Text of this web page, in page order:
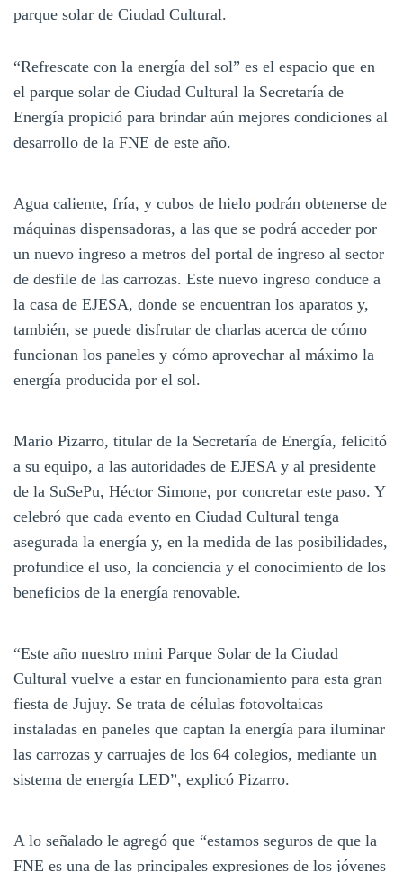
parque solar de Ciudad Cultural.
“Refrescate con la energía del sol” es el espacio que en
el parque solar de Ciudad Cultural la Secretaría de
Energía propició para brindar aún mejores condiciones al
desarrollo de la FNE de este año.
Agua caliente, fría, y cubos de hielo podrán obtenerse de
máquinas dispensadoras, a las que se podrá acceder por
un nuevo ingreso a metros del portal de ingreso al sector
de desfile de las carrozas. Este nuevo ingreso conduce a
la casa de EJESA, donde se encuentran los aparatos y,
también, se puede disfrutar de charlas acerca de cómo
funcionan los paneles y cómo aprovechar al máximo la
energía producida por el sol.
Mario Pizarro, titular de la Secretaría de Energía, felicitó
a su equipo, a las autoridades de EJESA y al presidente
de la SuSePu, Héctor Simone, por concretar este paso. Y
celebró que cada evento en Ciudad Cultural tenga
asegurada la energía y, en la medida de las posibilidades,
profundice el uso, la conciencia y el conocimiento de los
beneficios de la energía renovable.
“Este año nuestro mini Parque Solar de la Ciudad
Cultural vuelve a estar en funcionamiento para esta gran
fiesta de Jujuy. Se trata de células fotovoltaicas
instaladas en paneles que captan la energía para iluminar
las carrozas y carruajes de los 64 colegios, mediante un
sistema de energía LED”, explicó Pizarro.
A lo señalado le agregó que “estamos seguros de que la
FNE es una de las principales expresiones de los jóvenes